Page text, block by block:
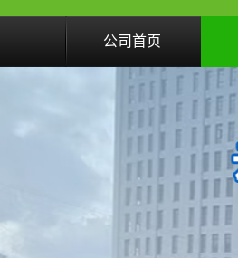
公司首页